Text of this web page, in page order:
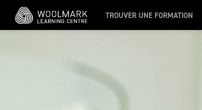
Passer au contenu principal
TROUVER UNE FORMATION